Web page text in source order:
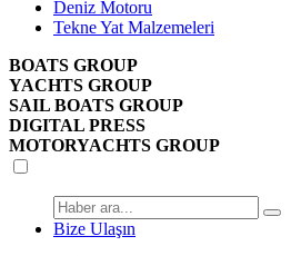
Deniz Motoru
Tekne Yat Malzemeleri
BOATS GROUP
YACHTS GROUP
SAIL BOATS GROUP
DIGITAL PRESS
MOTORYACHTS GROUP
Bize Ulaşın